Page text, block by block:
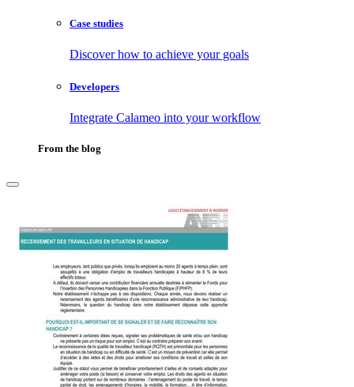
Case studies
Discover how to achieve your goals
Developers
Integrate Calameo into your workflow
From the blog